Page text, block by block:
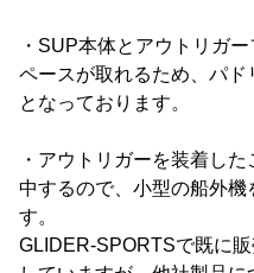
・SUP本体とアウトリガ
ペースが取れるため、パ
となっております。
・アウトリガーを装着し
中するので、小型の船外機
す。
GLIDER-SPORTSで既に